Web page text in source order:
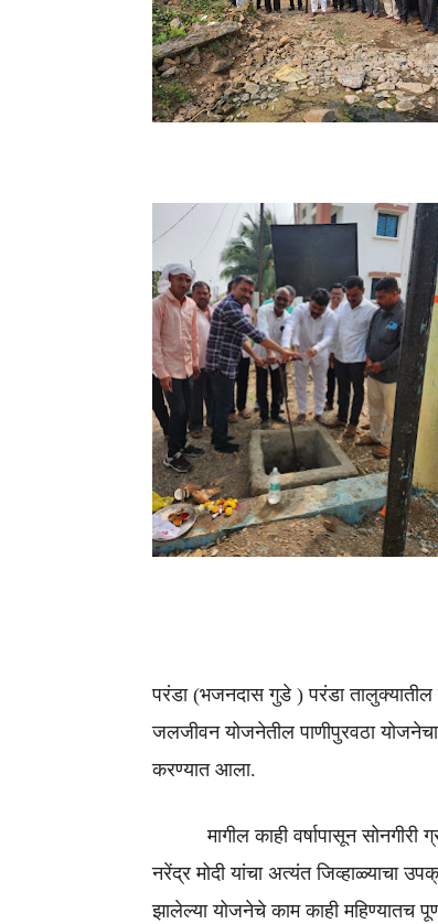
परंडा (भजनदास गुडे ) परंडा तालुक्यातील
जलजीवन योजनेतील पाणीपुरवठा
करण्यात आला.
मागील काही वर्षापासून सोनगीरी
नरेंद्र मोदी यांचा अत्यंत जिव्हाळ्याचा
झालेल्या योजनेचे काम काही महिण्यातच